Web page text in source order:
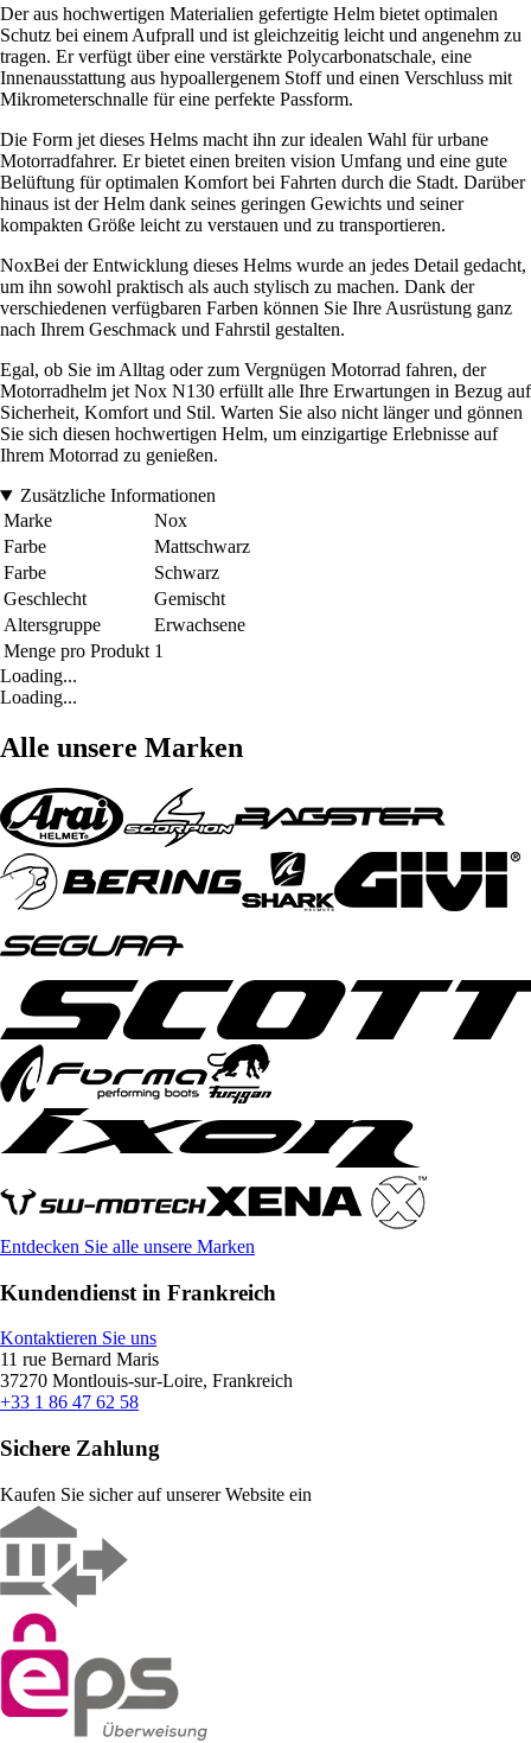
Der aus hochwertigen Materialien gefertigte Helm bietet optimalen
Schutz bei einem Aufprall und ist gleichzeitig leicht und angenehm zu
tragen. Er verfügt über eine verstärkte Polycarbonatschale, eine
Innenausstattung aus hypoallergenem Stoff und einen Verschluss mit
Mikrometerschnalle für eine perfekte Passform.
Die Form jet dieses Helms macht ihn zur idealen Wahl für urbane
Motorradfahrer. Er bietet einen breiten vision Umfang und eine gute
Belüftung für optimalen Komfort bei Fahrten durch die Stadt. Darüber
hinaus ist der Helm dank seines geringen Gewichts und seiner
kompakten Größe leicht zu verstauen und zu transportieren.
NoxBei der Entwicklung dieses Helms wurde an jedes Detail gedacht,
um ihn sowohl praktisch als auch stylisch zu machen. Dank der
verschiedenen verfügbaren Farben können Sie Ihre Ausrüstung ganz
nach Ihrem Geschmack und Fahrstil gestalten.
Egal, ob Sie im Alltag oder zum Vergnügen Motorrad fahren, der
Motorradhelm jet Nox N130 erfüllt alle Ihre Erwartungen in Bezug auf
Sicherheit, Komfort und Stil. Warten Sie also nicht länger und gönnen
Sie sich diesen hochwertigen Helm, um einzigartige Erlebnisse auf
Ihrem Motorrad zu genießen.
Zusätzliche Informationen
Marke
Nox
Farbe
Mattschwarz
Farbe
Schwarz
Geschlecht
Gemischt
Altersgruppe
Erwachsene
Menge pro Produkt 1
Loading...
Loading...
Alle unsere Marken
Entdecken Sie alle unsere Marken
Kundendienst in Frankreich
Kontaktieren Sie uns
11 rue Bernard Maris
37270 Montlouis-sur-Loire, Frankreich
+33 1 86 47 62 58
Sichere Zahlung
Kaufen Sie sicher auf unserer Website ein